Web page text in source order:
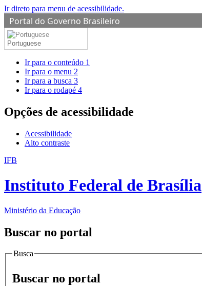
Ir direto para menu de acessibilidade.
Portal do Governo Brasileiro
Portuguese
Ir para o conteúdo 1
Ir para o menu 2
Ir para a busca 3
Ir para o rodapé 4
Opções de acessibilidade
Acessibilidade
Alto contraste
IFB
Instituto Federal de Brasília
Ministério da Educação
Buscar no portal
Busca
Buscar no portal